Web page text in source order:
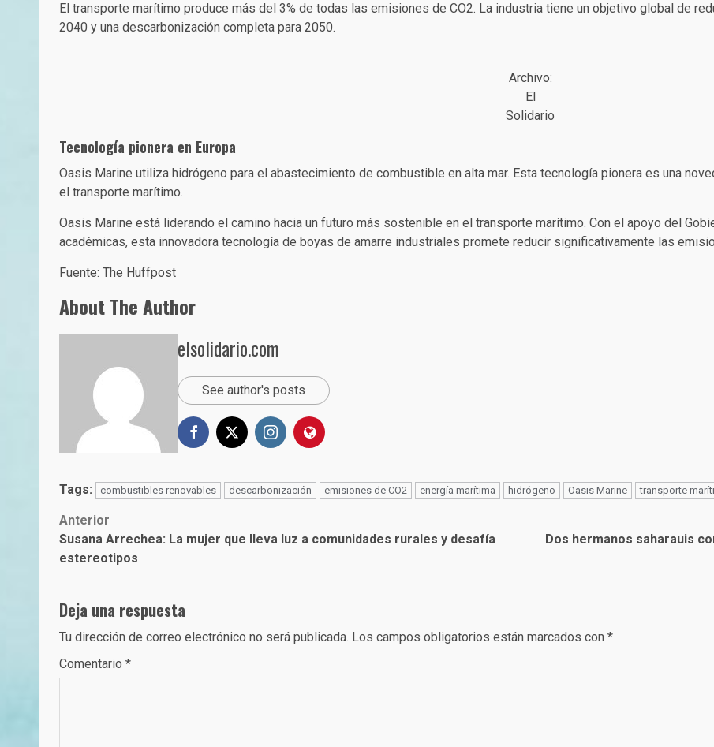
El transporte marítimo produce más del 3% de todas las emisiones de CO2. La industria tiene un objetivo global de
2040 y una descarbonización completa para 2050.
Archivo:
El
Solidario
Tecnología pionera en Europa
Oasis Marine utiliza hidrógeno para el abastecimiento de combustible en alta mar. Esta tecnología pionera es una
el transporte marítimo.
Oasis Marine está liderando el camino hacia un futuro más sostenible en el transporte marítimo. Con el apoyo del
académicas, esta innovadora tecnología de boyas de amarre industriales promete reducir significativamente las
Fuente: The Huffpost
About The Author
elsolidario.com
See author's posts
Tags: combustibles renovables descarbonización emisiones de CO2 energía marítima hidrógeno Oasis Marine transporte
Post
navigation
Anterior
Susana Arrechea: La mujer que lleva luz a comunidades rurales y desafía
estereotipos
Dos hermanos saharauis
Deja una respuesta
Tu dirección de correo electrónico no será publicada. Los campos obligatorios están marcados con *
Comentario *